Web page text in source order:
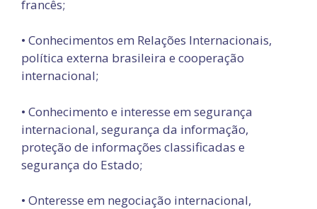
francês;
• Conhecimentos em Relações Internacionais,
política externa brasileira e cooperação
internacional;
• Conhecimento e interesse em segurança
internacional, segurança da informação,
proteção de informações classificadas e
segurança do Estado;
• Onteresse em negociação internacional,